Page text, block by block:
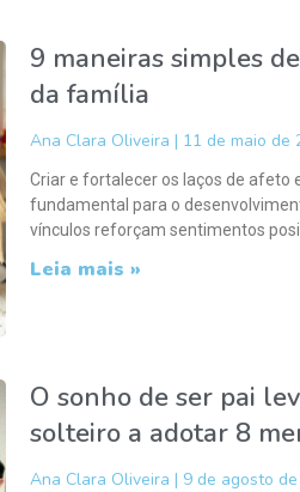
9 maneiras simples
da família
Ana Clara Oliveira 11 de maio de
Criar e fortalecer os laços de afeto
fundamental para o
vínculos reforçam sentimentos
Leia mais »
O sonho de ser pai
solteiro a adotar 8
Ana Clara Oliveira 9 de agosto